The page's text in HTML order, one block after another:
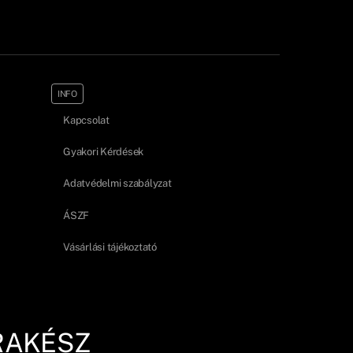
INFO
Kapcsolat
Gyakori Kérdések
Adatvédelmi szabályzat
ÁSZF
Vásárlási tájékoztató